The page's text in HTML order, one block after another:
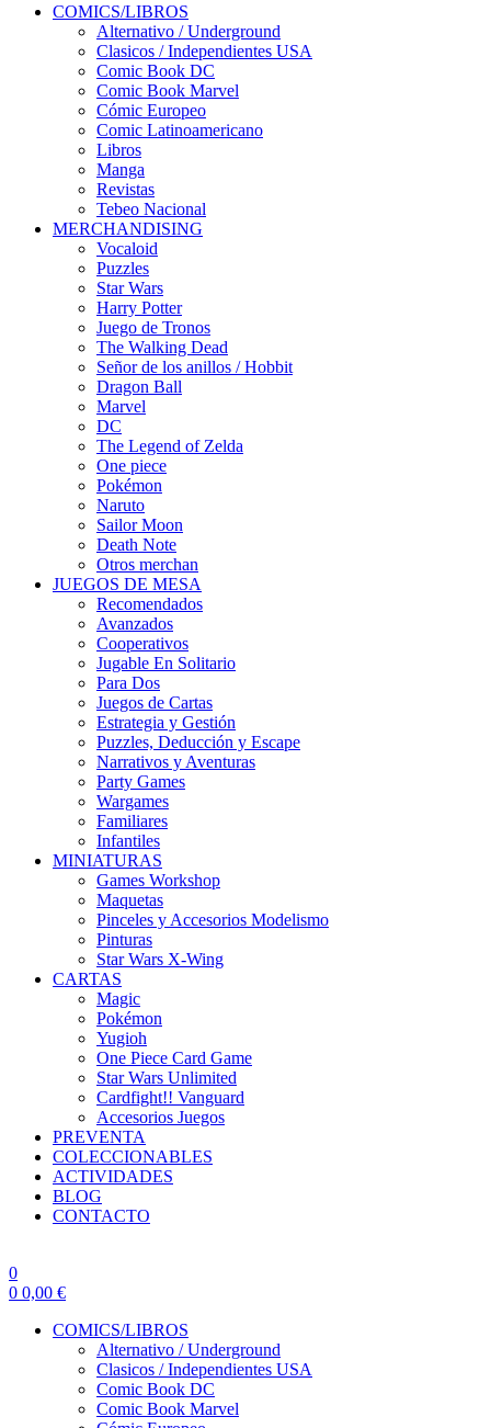
COMICS/LIBROS
Alternativo / Underground
Clasicos / Independientes USA
Comic Book DC
Comic Book Marvel
Cómic Europeo
Comic Latinoamericano
Libros
Manga
Revistas
Tebeo Nacional
MERCHANDISING
Vocaloid
Puzzles
Star Wars
Harry Potter
Juego de Tronos
The Walking Dead
Señor de los anillos / Hobbit
Dragon Ball
Marvel
DC
The Legend of Zelda
One piece
Pokémon
Naruto
Sailor Moon
Death Note
Otros merchan
JUEGOS DE MESA
Recomendados
Avanzados
Cooperativos
Jugable En Solitario
Para Dos
Juegos de Cartas
Estrategia y Gestión
Puzzles, Deducción y Escape
Narrativos y Aventuras
Party Games
Wargames
Familiares
Infantiles
MINIATURAS
Games Workshop
Maquetas
Pinceles y Accesorios Modelismo
Pinturas
Star Wars X-Wing
CARTAS
Magic
Pokémon
Yugioh
One Piece Card Game
Star Wars Unlimited
Cardfight!! Vanguard
Accesorios Juegos
PREVENTA
COLECCIONABLES
ACTIVIDADES
BLOG
CONTACTO
0
0 0,00 €
COMICS/LIBROS
Alternativo / Underground
Clasicos / Independientes USA
Comic Book DC
Comic Book Marvel